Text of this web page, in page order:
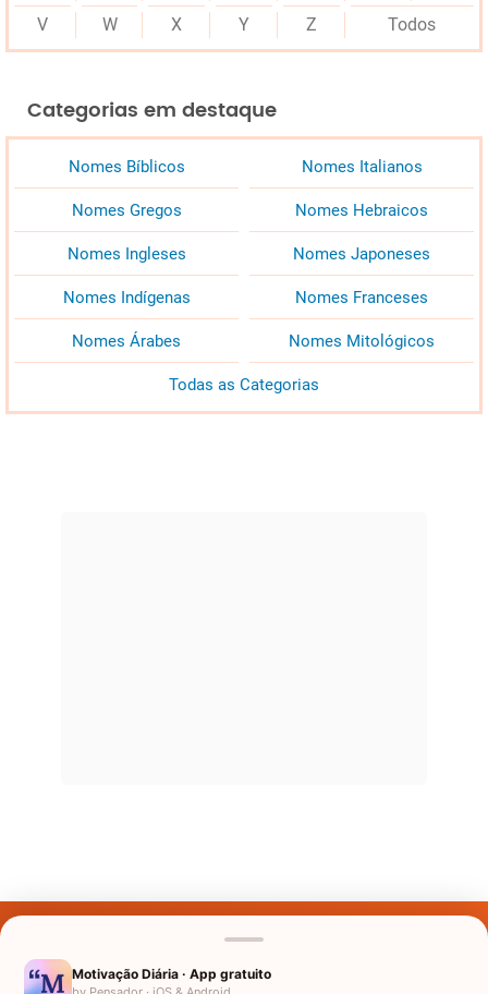
V
W X Y Z Todos
Categorias em destaque
Nomes Bíblicos Nomes Italianos
Nomes Gregos Nomes Hebraicos
Nomes Ingleses Nomes Japoneses
Nomes Indígenas Nomes Franceses
Nomes Árabes Nomes Mitológicos
Todas as Categorias
Nomes pelo Mundo
Motivação Diária · App gratuito